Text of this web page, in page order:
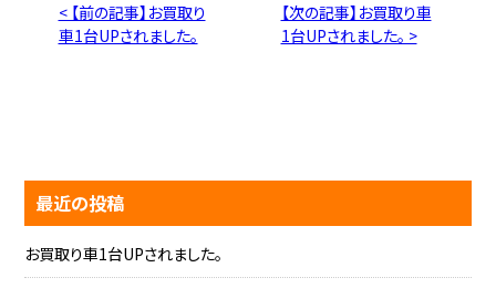
< 【前の記事】お買取り
車1台UPされました。
【次の記事】お買取り車
1台UPされました。 >
最近の投稿
お買取り車1台UPされました。